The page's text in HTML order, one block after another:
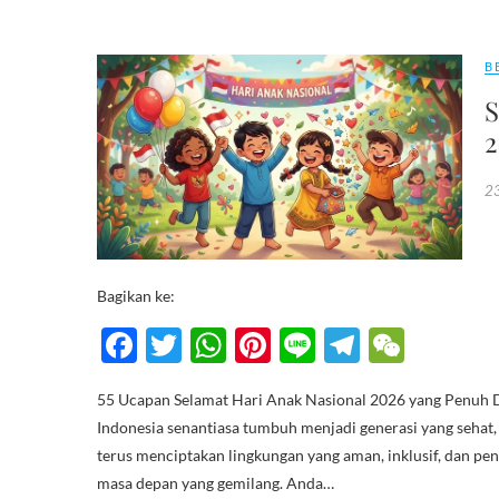
Bagikan ke:
F
e
b
o
T
itt
er
W
at
s
A
Pi
er
es
t
Li
e
T
e
gr
C
h
55 Ucapan Selamat Hari Anak Nasional 2026 yang
Indonesia senantiasa tumbuh menjadi generasi yang
terus menciptakan lingkungan yang aman, inklusif, dan
masa depan yang gemilang. Anda…